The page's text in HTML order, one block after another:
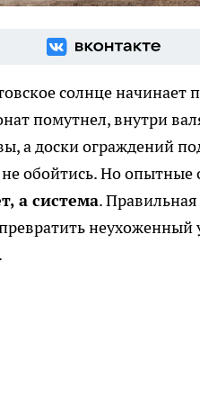
солнце начинает
помутнел, внутри
а доски ограждений
обойтись. Но опытные
а система.
неухоженный